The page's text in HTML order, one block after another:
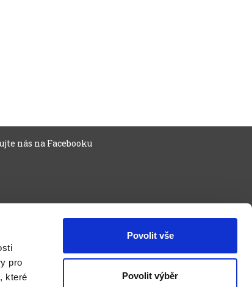
pro
které
Povolit vše
Povolit výběr